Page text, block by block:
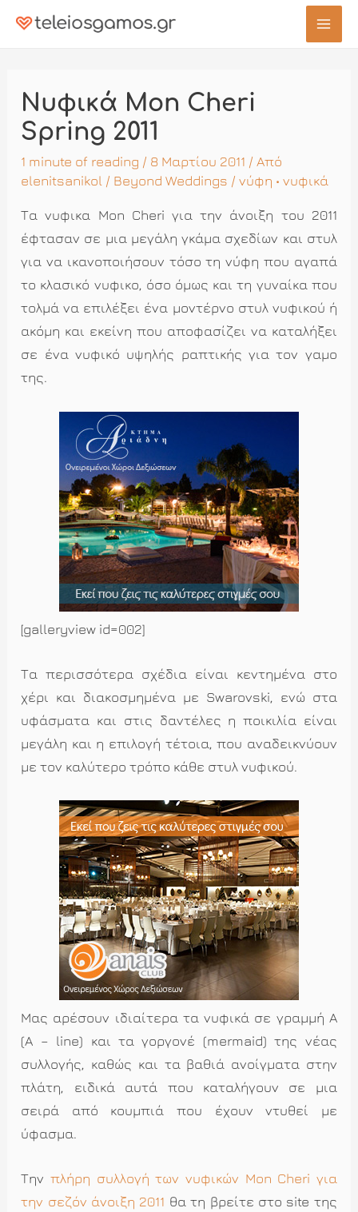
Μετάβαση
στο
Νυφικά Mon Cheri
Spring 2011
1 minute of reading / 8 Μαρτίου 2011 / Από
elenitsanikol / Beyond Weddings /νύφη •νυφικά
Τα νυφικα Mon Cheri για την άνοιξη του 2011
έφτασαν σε μια μεγάλη γκάμα σχεδίων και στυλ
για να ικανοποιήσουν τόσο τη νύφη που αγαπά
το κλασικό νυφικο, όσο όμως και τη γυναίκα που
τολμά να επιλέξει ένα μοντέρνο στυλ νυφικού ή
ακόμη και εκείνη που αποφασίζει να καταλήξει
σε ένα νυφικό υψηλής ραπτικής για τον γαμο
της.
[galleryview id=002]
Τα περισσότερα σχέδια είναι κεντημένα στο
χέρι και διακοσμημένα με Swarovski, ενώ στα
υφάσματα και στις δαντέλες η ποικιλία είναι
μεγάλη και η επιλογή τέτοια, που αναδεικνύουν
με τον καλύτερο τρόπο κάθε στυλ νυφικού.
Μας αρέσουν ιδιαίτερα τα νυφικά σε γραμμή Α
(A – line) και τα γοργονέ (mermaid) της νέας
συλλογής, καθώς και τα βαθιά ανοίγματα στην
πλάτη, ειδικά αυτά που καταλήγουν σε μια
σειρά από κουμπιά που έχουν ντυθεί με
ύφασμα.
Την πλήρη συλλογή των νυφικών Mon Cheri για
την σεζόν άνοιξη 2011 θα τη βρείτε στο site της